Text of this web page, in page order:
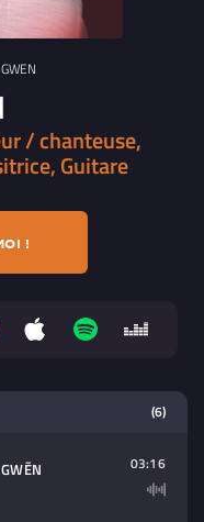
GWEN
/ chanteuse,
Guitare
!
(6)
03:16